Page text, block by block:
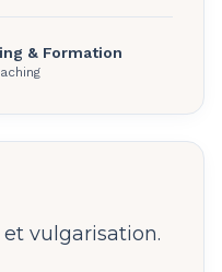
& Formation
vulgarisation.